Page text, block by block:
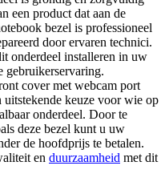
een product dat aan de
bezel is professioneel
door ervaren technici.
onderdeel installeren in uw
gebruikerservaring.
cover met webcam port
keuze voor wie op
onderdeel. Door te
deze bezel kunt u uw
de hoofdprijs te betalen.
en duurzaamheid met dit